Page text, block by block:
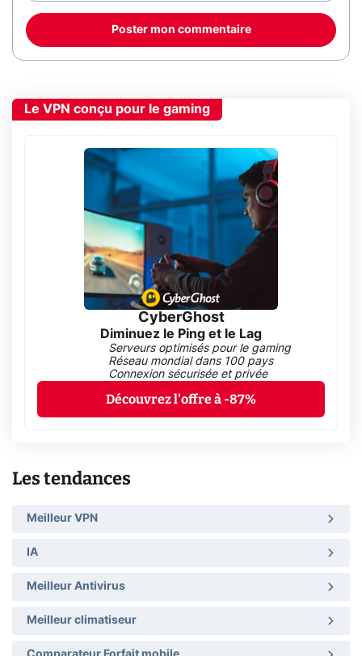
Poster mon commentaire
Le VPN conçu pour le gaming
CyberGhost
Diminuez le Ping et le Lag
Serveurs optimisés pour le gaming
Réseau mondial dans 100 pays
Connexion sécurisée et privée
Découvrez l'offre à -87%
Les tendances
Meilleur VPN
IA
Meilleur Antivirus
Meilleur climatiseur